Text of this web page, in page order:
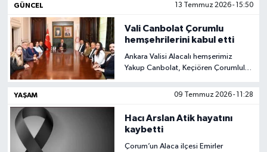
GÜNCEL 13 Temmuz 2026 - 15:50
Vali Canbolat Çorumlu
hemşehrilerini kabul etti
Ankara Valisi Alacalı hemşerimiz
Yakup Canbolat, Keçiören Çorumlular
Dernek Başkanı Dr. Okay Erözgün ile
YAŞAM 09 Temmuz 2026 - 11:28
Hacı Arslan Atik hayatını
kaybetti
Çorum’un Alaca ilçesi Emirler